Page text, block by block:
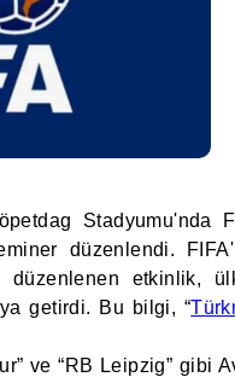
Stadyumu'nda
düzenlendi.
düzenlenen etkinlik,
getirdi. Bu bilgi, “
ve “RB Leipzig” gibi